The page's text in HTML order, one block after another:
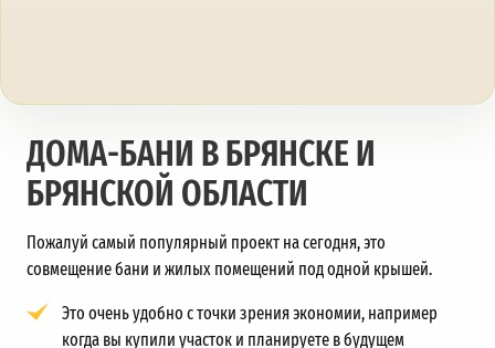
ДОМА-БАНИ В БРЯНСКЕ И
БРЯНСКОЙ ОБЛАСТИ
Пожалуй самый популярный проект на сегодня, это
совмещение бани и жилых помещений под одной крышей.
Это очень удобно с точки зрения экономии, например
когда вы купили участок и планируете в будущем